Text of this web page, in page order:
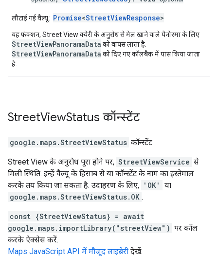
लौटाई गई वैल्यू: Promise<StreetViewResponse>
यह फ़ंक्शन, Street View क्वेरी के अनुरोध से मेल खाने वाले पैनोरमा के लिए
StreetViewPanoramaData को वापस लाता है.
StreetViewPanoramaData को दिए गए कॉलबैक में पास किया जाता
है.
StreetViewStatus कॉन्स्टेंट
google.maps.StreetViewStatus कॉन्स्टेंट
Street View के अनुरोध पूरा होने पर, StreetViewService से
मिली स्थिति. इन्हें वैल्यू के हिसाब से या कॉन्स्टेंट के नाम का इस्तेमाल
करके तय किया जा सकता है. उदाहरण के लिए, 'OK'
या
google.maps.StreetViewStatus.OK .
const {StreetViewStatus} = await
google.maps.importLibrary("streetView") पर कॉल
करके ऐक्सेस करें.
Maps JavaScript API में मौजूद लाइब्रेरी देखें.